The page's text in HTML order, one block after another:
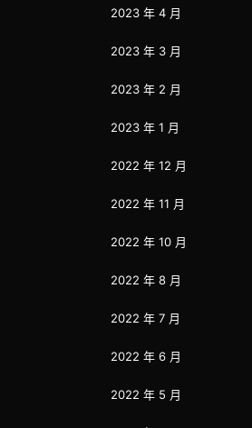
2023 年 4 月
2023 年 3 月
2023 年 2 月
2023 年 1 月
2022 年 12 月
2022 年 11 月
2022 年 10 月
2022 年 8 月
2022 年 7 月
2022 年 6 月
2022 年 5 月